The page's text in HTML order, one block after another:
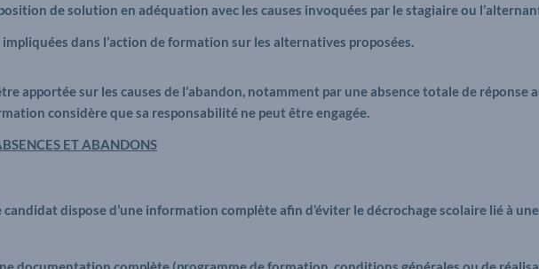
de solution en adéquation avec les causes invoquées par le stagiaire ou
impliquées dans l’action de formation sur les alternatives proposées.
apportée sur les causes de l’abandon, notamment par une absence totale de réponse
considère que sa responsabilité ne peut être engagée.
ET ABANDONS
dispose d’une information complète afin d’éviter le décrochage scolaire lié à une